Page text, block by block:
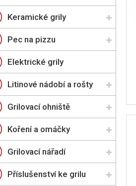
Keramické grily
Pec na pizzu
Elektrické grily
Litinové nádobí a rošty
Grilovací ohniště
Koření a omáčky
Grilovací nářadí
Příslušenství ke grilu